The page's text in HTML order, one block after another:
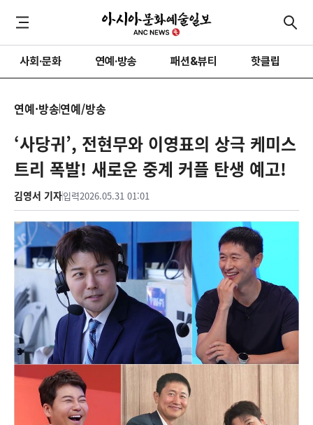
사회·문화 연예·방송 패션&뷰티 핫클립
연예·방송연예/방송
‘사당귀’, 전현무와 이영표의 상극 케미스
트리 폭발! 새로운 중계 커플 탄생 예고!
김영서 기자입력2026.05.31 01:01